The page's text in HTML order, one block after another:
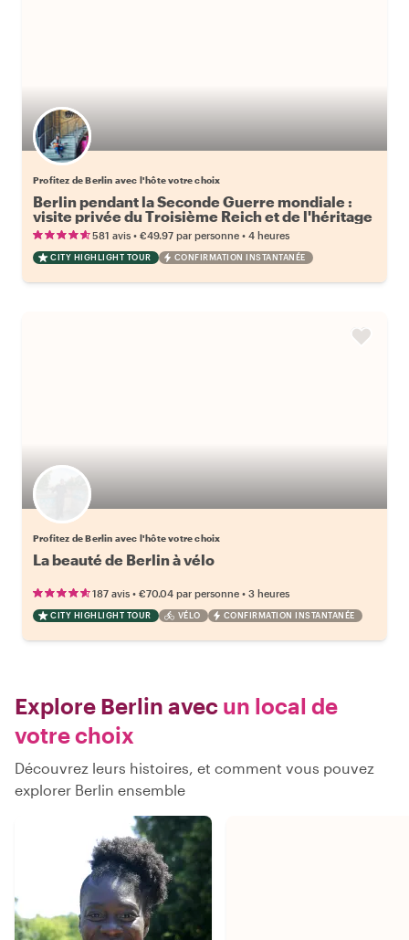
Profitez de Berlin avec l'hôte votre choix
Berlin pendant la Seconde Guerre mondiale :
visite privée du Troisième Reich et de l'héritage
d'Hitler 581 avis • €49.97 par personne • 4 heures
CITY HIGHLIGHT TOUR CONFIRMATION INSTANTANÉE
Profitez de Berlin avec l'hôte votre choix
La beauté de Berlin à vélo
187 avis • €70.04 par personne • 3 heures
CITY HIGHLIGHT TOUR VÉLO CONFIRMATION INSTANTANÉE
Explore Berlin avec un local de
votre choix
Découvrez leurs histoires, et comment vous pouvez
explorer Berlin ensemble